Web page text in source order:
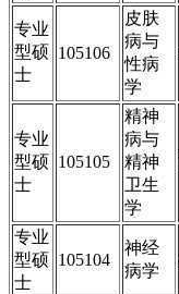
专业
型硕
士
105106
皮肤
病与
性病
学
专业
型硕
士
105105
精神
病与
精神
卫生
学
专业
型硕
士
105104
神经
病学